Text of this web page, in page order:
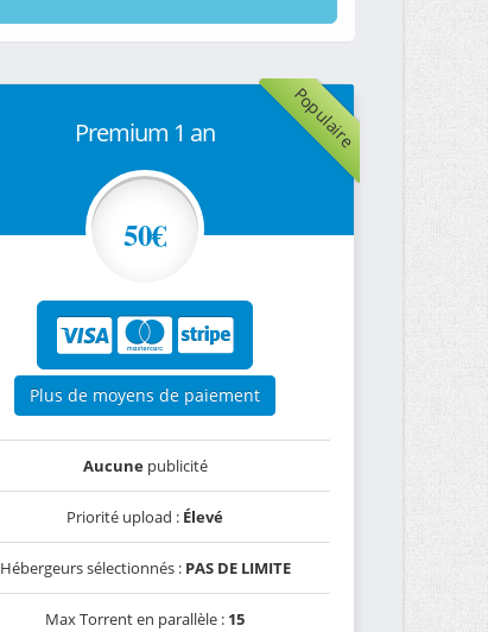
Populaire
Premium 1 an
50€
Plus de moyens de paiement
Aucunepublicité
Priorité upload : Élevé
Hébergeurs sélectionnés : PAS DE LIMITE
Max Torrent en parallèle : 15